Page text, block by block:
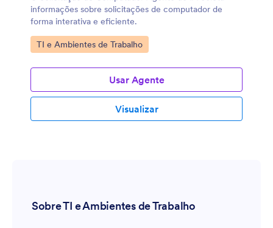
informações sobre solicitações de computador de
forma interativa e eficiente.
Ir para Categoria:
TI e Ambientes de Trabalho
Usar Agente
Visualizar
Sobre TI e Ambientes de Trabalho